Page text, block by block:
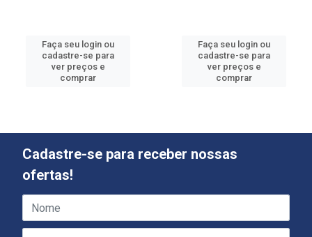
Faça seu login ou
cadastre-se para
ver preços e
comprar
Faça seu login ou
cadastre-se para
ver preços e
comprar
Cadastre-se para receber nossas
ofertas!